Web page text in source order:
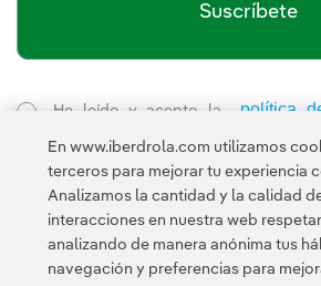
Suscríbete
He leído y acepto la
política
Newsletter
Enlace externo, se abre
Esta página está protegida por
Política de privacidad y los
En www.iberdrola.com utilizamos
terceros para mejorar tu experiencia
Analizamos la cantidad y la calidad
interacciones en nuestra web
analizando de manera anónima tus
navegación y preferencias para